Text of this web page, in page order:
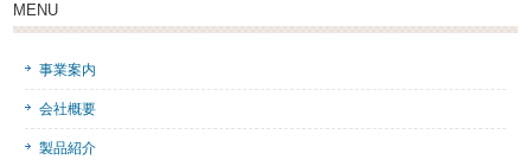
MENU
事業案内
会社概要
製品紹介